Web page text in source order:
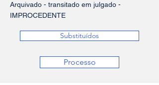
Arquivado - transitado em julgado -
IMPROCEDENTE
Substituídos
Processo